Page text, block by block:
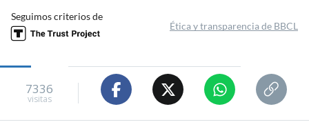
Seguimos criterios de
Ética y transparencia de BBCL
7336
visitas